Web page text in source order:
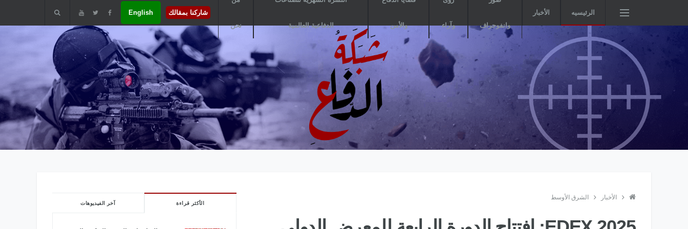
الرئيسيه الأخبار
وانفوجراف وآراء والأمن الدفاعية العالمية نحن
شاركنا بمقالك English
الأخبار الشرق الأوسط
الأكثر قراءة آخر الفيديوهات